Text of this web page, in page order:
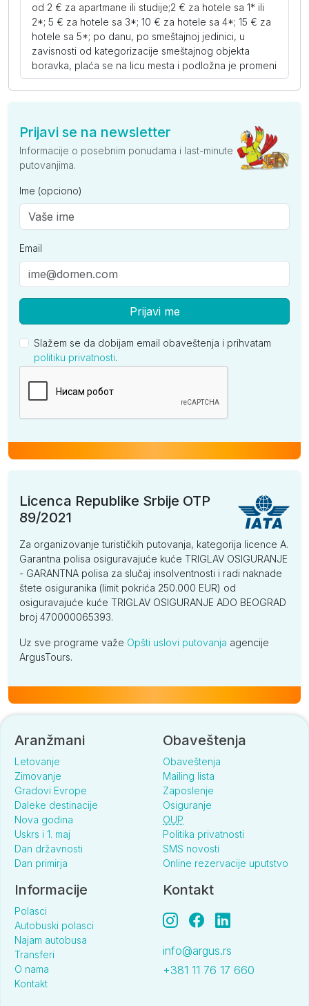
od 2 € za apartmane ili studije;2 € za hotele sa 1* ili
2*; 5 € za hotele sa 3*; 10 € za hotele sa 4*; 15 € za
hotele sa 5*; po danu, po smeštajnoj jedinici, u
zavisnosti od kategorizacije smeštajnog objekta
boravka, plaća se na licu mesta i podložna je promeni
Prijavi se na newsletter
Informacije o posebnim ponudama i last-minute
putovanjima.
Ime (opciono)
Email
Prijavi me
Slažem se da dobijam email obaveštenja i prihvatam
politiku privatnosti.
Licenca Republike Srbije OTP
89/2021
Za organizovanje turističkih putovanja, kategorija licence A.
Garantna polisa osiguravajuće kuće TRIGLAV OSIGURANJE
- GARANTNA polisa za slučaj insolventnosti i radi naknade
štete osiguranika (limit pokrića 250.000 EUR) od
osiguravajuće kuće TRIGLAV OSIGURANJE ADO BEOGRAD
broj 470000065393.
Uz sve programe važe Opšti uslovi putovanja agencije
ArgusTours.
Aranžmani
Letovanje
Zimovanje
Gradovi Evrope
Daleke destinacije
Nova godina
Uskrs i 1. maj
Dan državnosti
Dan primirja
Obaveštenja
Obaveštenja
Mailing lista
Zaposlenje
Osiguranje
OUP
Politika privatnosti
SMS novosti
Online rezervacije uputstvo
Informacije
Polasci
Autobuski polasci
Najam autobusa
Transferi
O nama
Kontakt
Kontakt
info@argus.rs
+381 11 76 17 660